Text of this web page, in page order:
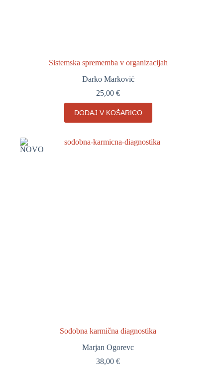
Sistemska sprememba v organizacijah
Darko Marković
25,00€
DODAJ V KOŠARICO
NOVO
Sodobna karmična diagnostika
Marjan Ogorevc
38,00€